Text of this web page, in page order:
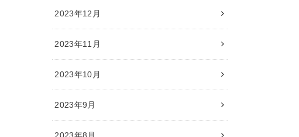
2023年12月
2023年11月
2023年10月
2023年9月
2023年8月